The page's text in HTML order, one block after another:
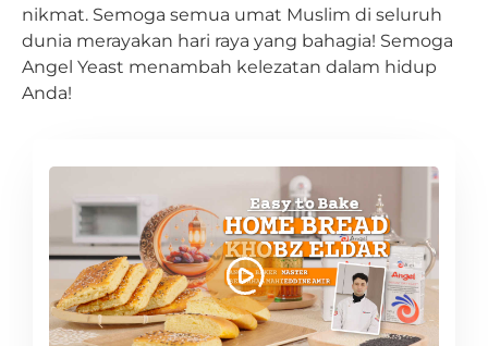
nikmat. Semoga semua umat Muslim di seluruh
dunia merayakan hari raya yang bahagia! Semoga
Angel Yeast menambah kelezatan dalam hidup
Anda!